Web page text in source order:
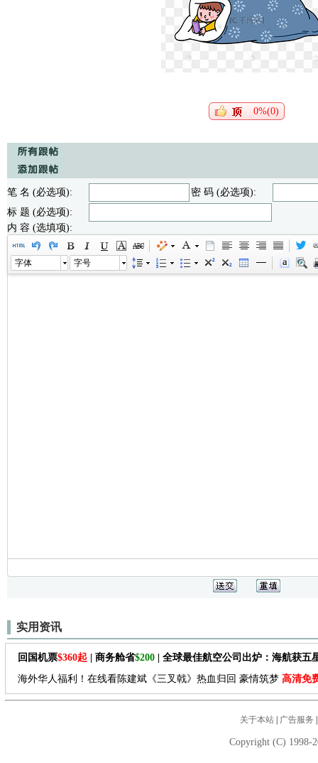
0%(0)
笔 名 (必选项):
密 码 (必选项):
标 题 (必选项):
内 容 (选填项):
字体 字号
实用资讯
回国机票$360起 | 商务舱省$200 | 全球最佳航空公司出炉：海航获五
海外华人福利！在线看陈建斌《三叉戟》热血归回 豪情筑梦 高清免
关于本站| 广告服务
Copyright (C) 1998-